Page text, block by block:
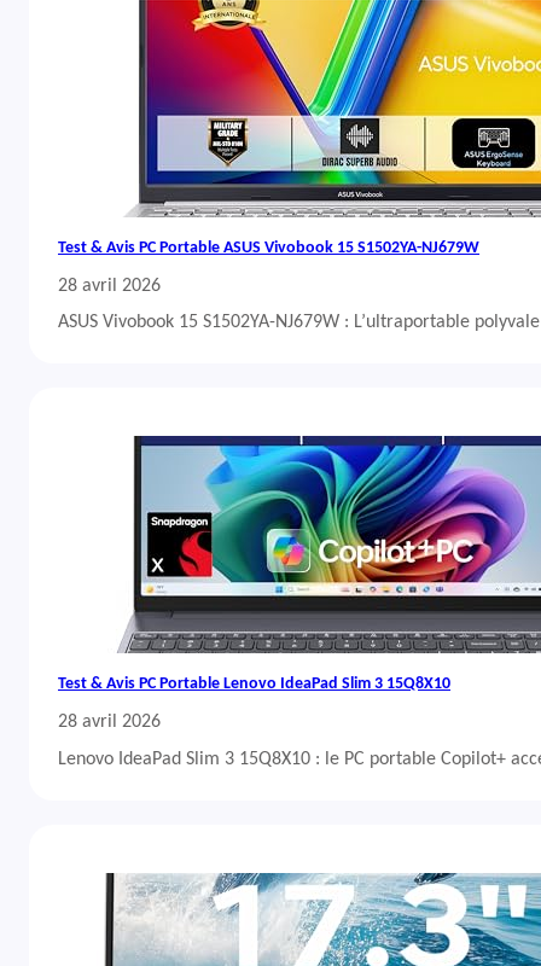
Test & Avis PC Portable ASUS Vivobook 15 S1502YA-NJ679W
28 avril 2026
ASUS Vivobook 15 S1502YA-NJ679W : L’ultraportable
Test & Avis PC Portable Lenovo IdeaPad Slim 3 15Q8X10
28 avril 2026
Lenovo IdeaPad Slim 3 15Q8X10 : le PC portable Copilot+